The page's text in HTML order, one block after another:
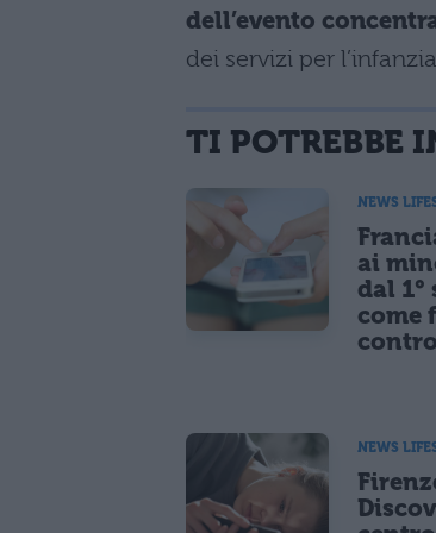
dell’evento
dei servizi per
TI POTREBBE
NEWS
ai
dal 1°
come
NEWS